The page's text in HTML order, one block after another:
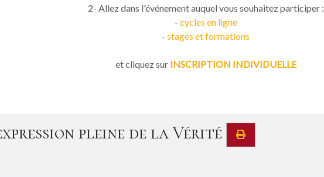
2- Allez dans l'événement auquel vous souhaitez participer :
- cycles en ligne
- stages et formations
et cliquez surINSCRIPTION INDIVIDUELLE
pleine de la Vérité